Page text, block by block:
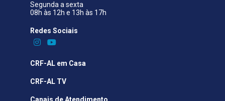
Segunda a sexta
08h às 12h e 13h às 17h
Redes Sociais​
CRF-AL em Casa
CRF-AL TV